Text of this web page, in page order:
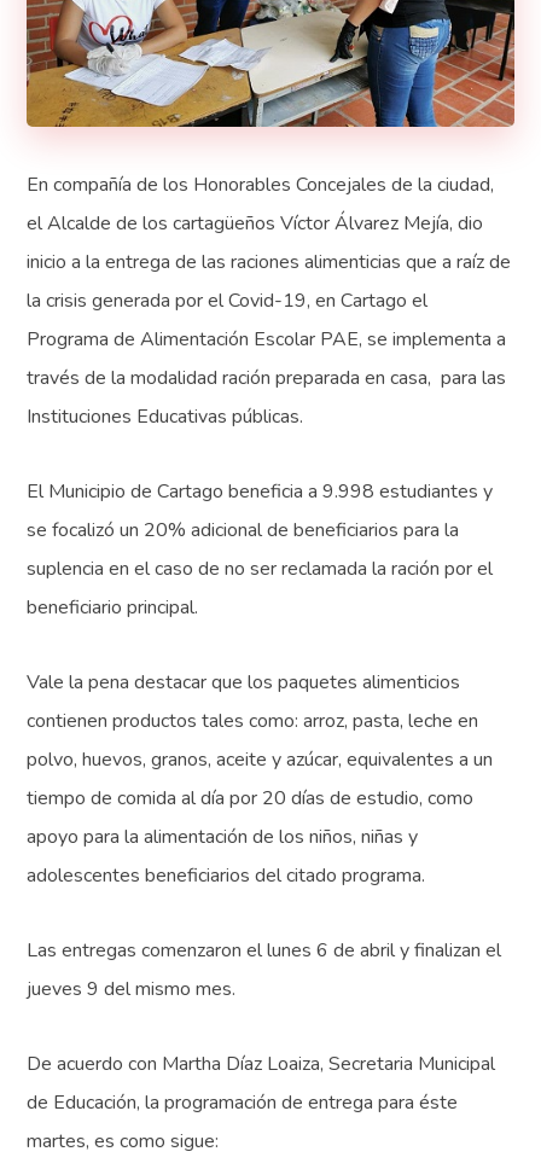
En compañía de los Honorables Concejales de la ciudad,
el Alcalde de los cartagüeños Víctor Álvarez Mejía, dio
inicio a la entrega de las raciones alimenticias que a raíz de
la crisis generada por el Covid-19, en Cartago el
Programa de Alimentación Escolar PAE, se implementa a
través de la modalidad ración preparada en casa, para las
Instituciones Educativas públicas.
El Municipio de Cartago beneficia a 9.998 estudiantes y
se focalizó un 20% adicional de beneficiarios para la
suplencia en el caso de no ser reclamada la ración por el
beneficiario principal.
Vale la pena destacar que los paquetes alimenticios
contienen productos tales como: arroz, pasta, leche en
polvo, huevos, granos, aceite y azúcar, equivalentes a un
tiempo de comida al día por 20 días de estudio, como
apoyo para la alimentación de los niños, niñas y
adolescentes beneficiarios del citado programa.
Las entregas comenzaron el lunes 6 de abril y finalizan el
jueves 9 del mismo mes.
De acuerdo con Martha Díaz Loaiza, Secretaria Municipal
de Educación, la programación de entrega para éste
martes, es como sigue: